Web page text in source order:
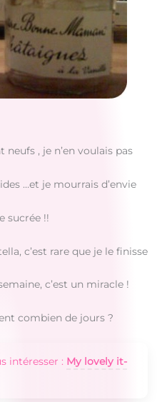
, je n’en voulais pas
…et je mourrais d’envie
sucrée !!
c’est rare que je le finisse
c’est un miracle !
combien de jours ?
intéresser : My lovely it-